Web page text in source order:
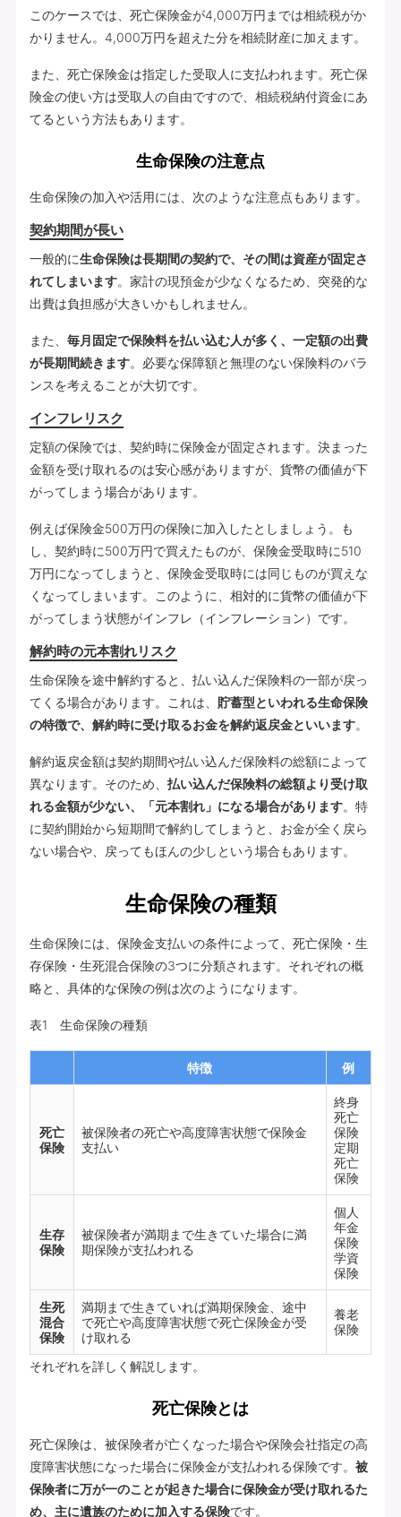
このケースでは、死亡保険金が4,000万円までは相続税がか
かりません。4,000万円を超えた分を相続財産に加えます。
また、死亡保険金は指定した受取人に支払われます。死亡保
険金の使い方は受取人の自由ですので、相続税納付資金にあ
てるという方法もあります。
生命保険の注意点
生命保険の加入や活用には、次のような注意点もあります。
契約期間が長い
一般的に生命保険は長期間の契約で、その間は資産が固定さ
れてしまいます。家計の現預金が少なくなるため、突発的な
出費は負担感が大きいかもしれません。
また、 毎月固定で保険料を払い込む人が多く、一定額の出費
が長期間続きます。必要な保障額と無理のない保険料のバラ
ンスを考えることが大切です。
インフレリスク
定額の保険では、契約時に保険金が固定されます。決まった
金額を受け取れるのは安心感がありますが、貨幣の価値が下
がってしまう場合があります。
例えば保険金500万円の保険に加入したとしましょう。も
し、契約時に500万円で買えたものが、保険金受取時に510
万円になってしまうと、保険金受取時には同じものが買えな
くなってしまいます。このように、相対的に貨幣の価値が下
がってしまう状態がインフレ（インフレーション）です。
解約時の元本割れリスク
生命保険を途中解約すると、払い込んだ保険料の一部が戻っ
てくる場合があります。これは、 貯蓄型といわれる生命保険
の特徴で、解約時に受け取るお金を解約返戻金といいます。
解約返戻金額は契約期間や払い込んだ保険料の総額によって
異なります。そのため、 払い込んだ保険料の総額より受け取
れる金額が少ない、「元本割れ」になる場合があります。特
に契約開始から短期間で解約してしまうと、お金が全く戻ら
ない場合や、戻ってもほんの少しという場合もあります。
生命保険の種類
生命保険には、保険金支払いの条件によって、死亡保険・生
存保険・生死混合保険の3つに分類されます。それぞれの概
略と、具体的な保険の例は次のようになります。
表1 生命保険の種類
特徴 例
死亡
保険
被保険者の死亡や高度障害状態で保険金
支払い
終身
死亡
保険
定期
死亡
保険
生存
保険
被保険者が満期まで生きていた場合に満
期保険が支払われる
個人
年金
保険
学資
保険
生死
混合
保険
満期まで生きていれば満期保険金、途中
で死亡や高度障害状態で死亡保険金が受
け取れる
養老
保険
それぞれを詳しく解説します。
死亡保険とは
死亡保険は、被保険者が亡くなった場合や保険会社指定の高
度障害状態になった場合に保険金が支払われる保険です。 被
保険者に万が一のことが起きた場合に保険金が受け取れるた
め、主に遺族のために加入する保険です。